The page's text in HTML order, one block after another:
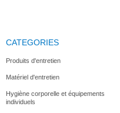
CATEGORIES
Produits d'entretien
Matériel d'entretien
Hygiène corporelle et équipements
individuels